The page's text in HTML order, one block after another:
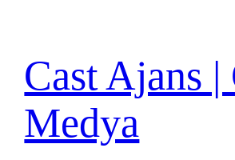
Cast Ajans |
Medya